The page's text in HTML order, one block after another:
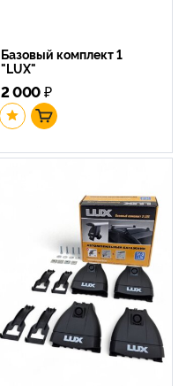
Базовый комплект 1
"LUX"
2 000₽